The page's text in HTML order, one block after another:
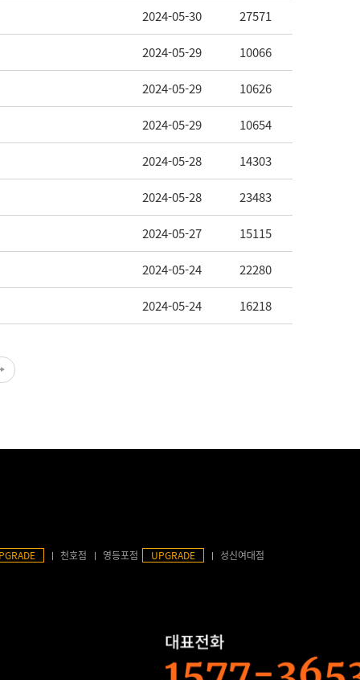
2024-05-30 27571
2024-05-29 10066
2024-05-29 10626
2024-05-29 10654
2024-05-28 14303
2024-05-28 23483
2024-05-27 15115
2024-05-24 22280
2024-05-24 16218
천호점 영등포점 UPGRADE 성신여대점